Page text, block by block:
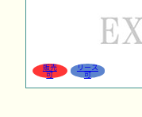
販売
可
リース
可